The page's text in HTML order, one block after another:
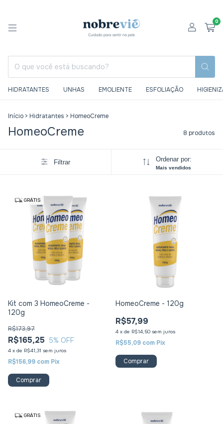
0
HIDRATANTES UNHAS EMOLIENTE ESFOLIAÇÃO
Início > Hidratantes > HomeoCreme
HomeoCreme 8 produtos
Filtrar Ordenar por:
Mais vendidos
GRÁTIS
Kit com 3 HomeoCreme -
120g
R$165,25
R$173,97
5% OFF
4 x de R$41,31 sem juros
R$156,99 com Pix
HomeoCreme - 120g
R$57,99
4 x de R$14,50 sem juros
R$55,09 com Pix
GRÁTIS